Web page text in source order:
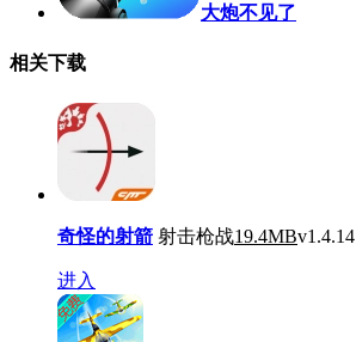
大炮不见了
相关下载
奇怪的射箭 射击枪战19.4MBv1.4.14
进入